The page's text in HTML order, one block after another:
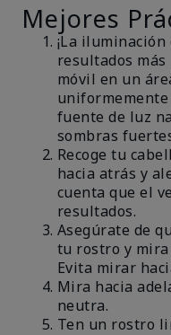
Mejores
¡La
resultados
móvil en un
fuente de luz
sombras
Recoge tu
hacia atrás y
cuenta que el
resultados.
Asegúrate de
tu rostro y
Evita mirar
Mira hacia
neutra.
Ten un rostro